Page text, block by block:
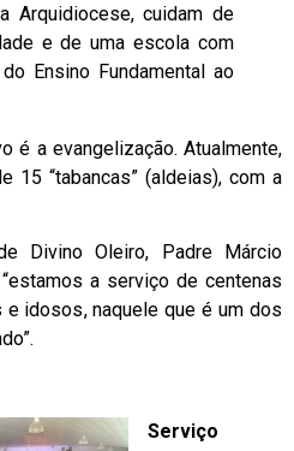
Arquidiocese, cuidam de
e de uma escola com
Ensino Fundamental ao
é a evangelização. Atualmente,
15 “tabancas” (aldeias), com a
Divino Oleiro, Padre Márcio
a serviço de centenas
e idosos, naquele que é um dos
Serviço